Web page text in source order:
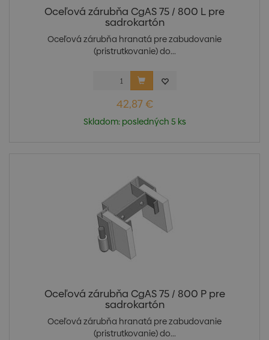
Oceľová zárubňa CgAS 75 / 800 L pre
sadrokartón
Oceľová zárubňa hranatá pre zabudovanie
(pristrutkovanie) do...
42,87 €
Skladom: posledných 5 ks
Oceľová zárubňa CgAS 75 / 800 P pre
sadrokartón
Oceľová zárubňa hranatá pre zabudovanie
(pristrutkovanie) do...